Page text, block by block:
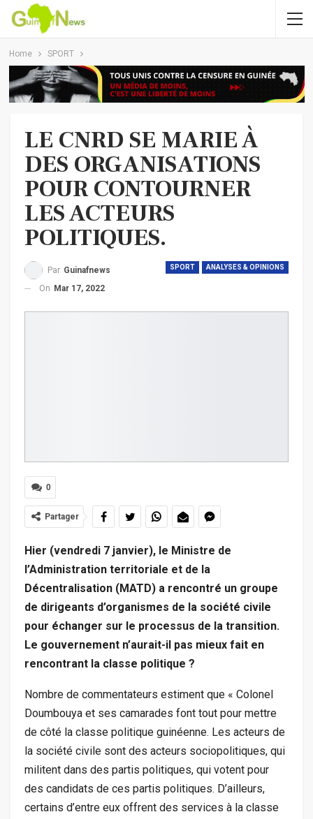
Home SPORT
LE CNRD SE MARIE À
DES ORGANISATIONS
POUR CONTOURNER
LES ACTEURS
POLITIQUES.
SPORT ANALYSES & OPINIONS
Par Guinafnews
On Mar 17, 2022
0
Partager
Hier (vendredi 7 janvier), le Ministre de
l’Administration territoriale et de la
Décentralisation (MATD) a rencontré un groupe
de dirigeants d’organismes de la société civile
pour échanger sur le processus de la transition.
Le gouvernement n’aurait-il pas mieux fait en
rencontrant la classe politique ?
Nombre de commentateurs estiment que « Colonel
Doumbouya et ses camarades font tout pour mettre
de côté la classe politique guinéenne. Les acteurs de
la société civile sont des acteurs sociopolitiques, qui
militent dans des partis politiques, qui votent pour
des candidats de ces partis politiques. D’ailleurs,
certains d’entre eux offrent des services à la classe